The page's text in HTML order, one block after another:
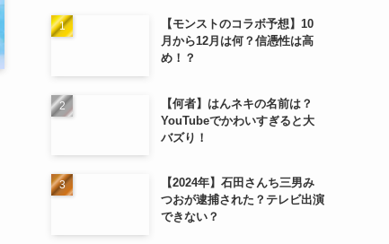
【モンストのコラボ予想】10
月から12月は何？信憑性は高
め！？
【何者】はんネキの名前は？
YouTubeでかわいすぎると大
バズり！
【2024年】石田さんち三男み
つおが逮捕された？テレビ出演
できない？